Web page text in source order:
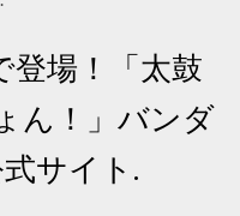
登場！「太鼓
ん！」バンダ
サイト.